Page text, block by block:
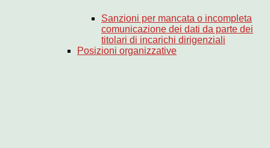
Sanzioni per mancata o incompleta
comunicazione dei dati da parte dei
titolari di incarichi dirigenziali
Posizioni organizzative